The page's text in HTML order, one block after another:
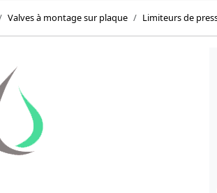
Valves à montage sur plaque Limiteurs de